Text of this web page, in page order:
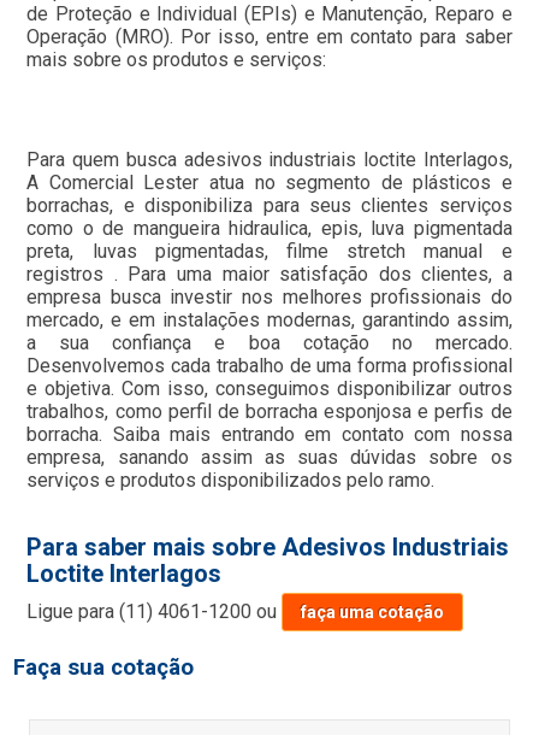
de Proteção e Individual (EPIs) e Manutenção, Reparo e
Operação (MRO). Por isso, entre em contato para saber
mais sobre os produtos e serviços:
Para quem busca adesivos industriais loctite Interlagos,
A Comercial Lester atua no segmento de plásticos e
borrachas, e disponibiliza para seus clientes serviços
como o de mangueira hidraulica, epis, luva pigmentada
preta, luvas pigmentadas, filme stretch manual e
registros . Para uma maior satisfação dos clientes, a
empresa busca investir nos melhores profissionais do
mercado, e em instalações modernas, garantindo assim,
a sua confiança e boa cotação no mercado.
Desenvolvemos cada trabalho de uma forma profissional
e objetiva. Com isso, conseguimos disponibilizar outros
trabalhos, como perfil de borracha esponjosa e perfis de
borracha. Saiba mais entrando em contato com nossa
empresa, sanando assim as suas dúvidas sobre os
serviços e produtos disponibilizados pelo ramo.
Para saber mais sobre Adesivos Industriais
Loctite Interlagos
Ligue para(11) 4061-1200 ou faça uma cotação
Faça sua cotação